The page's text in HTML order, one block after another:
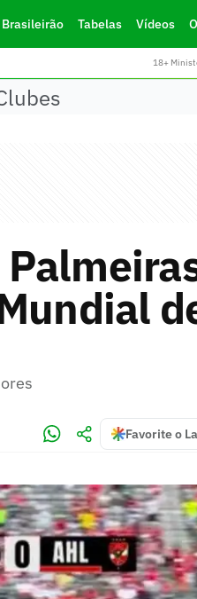
Brasileirão Tabelas Vídeos
18+
Favorite o